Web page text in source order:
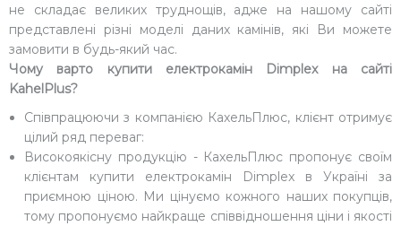
не складає великих труднощів, адже на нашому сайті
представлені різні моделі даних камінів, які Ви можете
замовити в будь-який час.
Чому варто купити електрокамін Dimplex на сайті
KahelPlus?
Співпрацюючи з компанією КахельПлюс, клієнт отримує
цілий ряд переваг:
Високоякісну продукцію - КахельПлюс пропонує своїм
клієнтам купити електрокамін Dimplex в Україні за
приємною ціною. Ми цінуємо кожного наших покупців,
тому пропонуємо найкраще співвідношення ціни і якості